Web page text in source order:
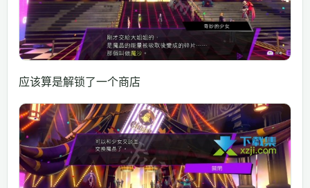
应该算是解锁了一个商店